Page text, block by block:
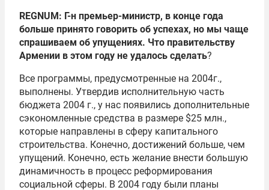
REGNUM: Г-н премьер-министр, в конце года
больше принято говорить об успехах, но мы чаще
спрашиваем об упущениях. Что правительству
Армении в этом году не удалось сделать?
Все программы, предусмотренные на 2004г.,
выполнены. Утвердив исполнительную часть
бюджета 2004 г., у нас появились дополнительные
сэкономленные средства в размере $25 млн.,
которые направлены в сферу капитального
строительства. Конечно, достижений больше, чем
упущений. Конечно, есть желание внести большую
динамичность в процесс реформирования
социальной сферы. В 2004 году были планы